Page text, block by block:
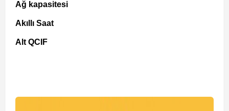
Ağ kapasitesi
Akıllı Saat
Alt QCIF